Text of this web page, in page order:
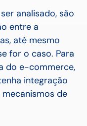
analisado, são
entre a
até mesmo
for o caso. Para
do e-commerce,
integração
de